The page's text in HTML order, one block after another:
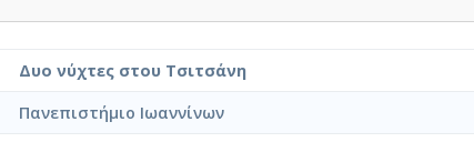
Δυο νύχτες στου Τσιτσάνη
Πανεπιστήμιο Ιωαννίνων